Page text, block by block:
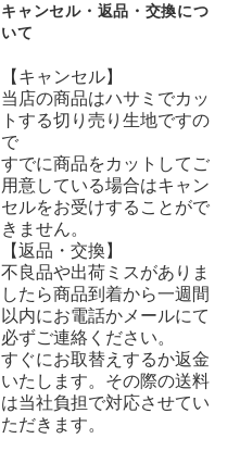
キャンセル・返品・交換につ
いて
【キャンセル】
当店の商品はハサミでカッ
トする切り売り生地ですの
で
すでに商品をカットしてご
用意している場合はキャン
セルをお受けすることがで
きません。
【返品・交換】
不良品や出荷ミスがありま
したら商品到着から一週間
以内にお電話かメールにて
必ずご連絡ください。
すぐにお取替えするか返金
いたします。その際の送料
は当社負担で対応させてい
ただきます。